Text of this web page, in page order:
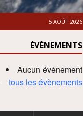
5 AOÛT 2026
ÉVÈNEMENTS
Aucun évènement
tous les évènements